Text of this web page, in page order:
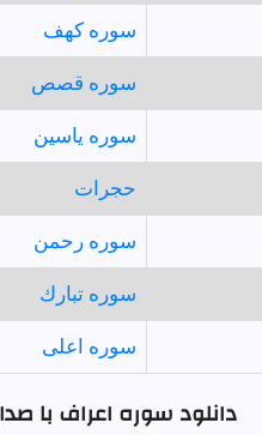
سوره كهف
سوره قصص
سوره ياسين
حجرات
سوره رحمن
سوره تبارك
سوره اعلى
دانلود سوره اعراف با